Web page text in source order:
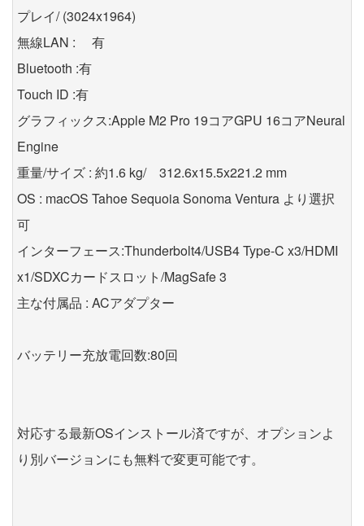
プレイ/ (3024x1964)
無線LAN : 有
Bluetooth :有
Touch ID :有
グラフィックス:Apple M2 Pro 19コアGPU 16コアNeural
Engine
重量/サイズ : 約1.6 kg/ 312.6x15.5x221.2 mm
OS : macOS Tahoe Sequoia Sonoma Ventura より選択
可
インターフェース:Thunderbolt4/USB4 Type-C x3/HDMI
x1/SDXCカードスロット/MagSafe 3
主な付属品 : ACアダプター
バッテリー充放電回数:80回
対応する最新OSインストール済ですが、オプションよ
り別バージョンにも無料で変更可能です。